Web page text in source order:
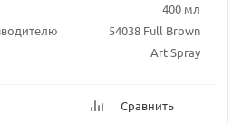
400 мл
54038 Full Brown
Art Spray
Сравнить